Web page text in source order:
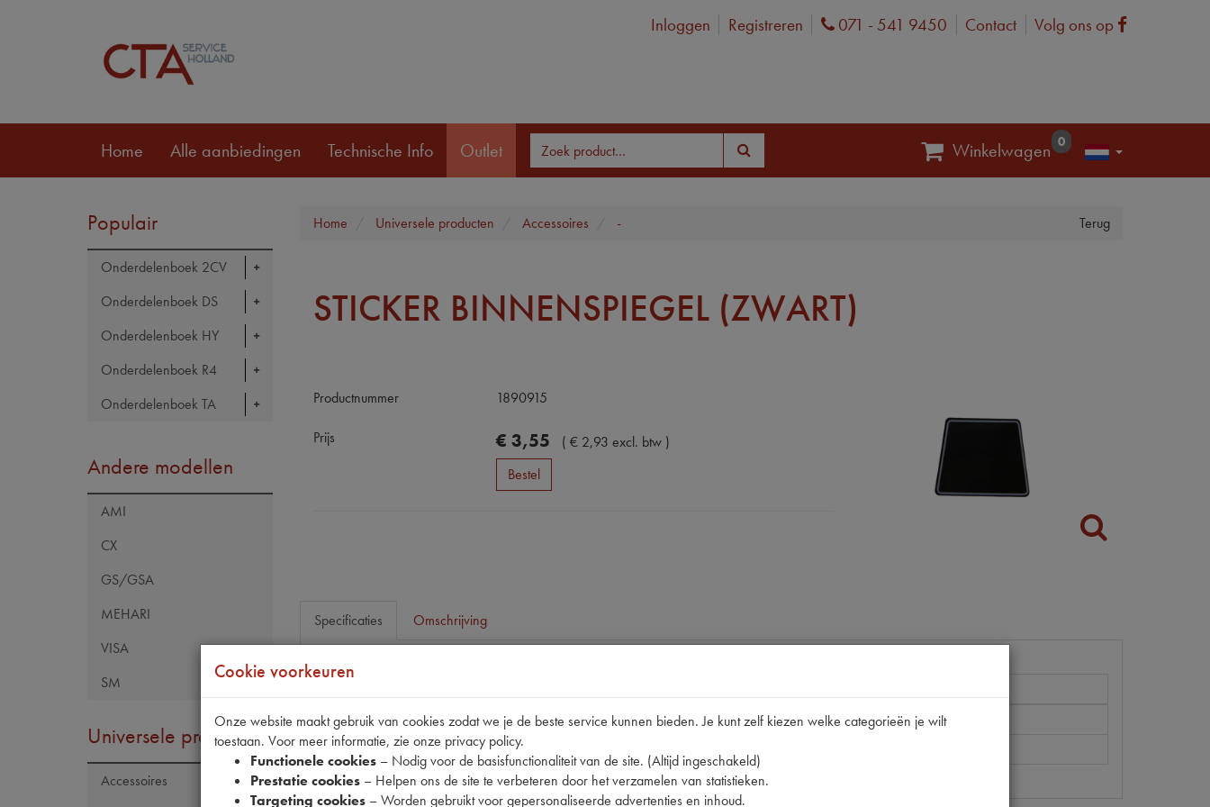
Inloggen Registreren Phone
071 - 541 9450 Contact Volg ons op Facebook
Home Alle aanbiedingen Technische Info Outlet Winkelwagen 0
Populair
Onderdelenboek 2CV
Onderdelenboek DS
Onderdelenboek HY
Onderdelenboek R4
Onderdelenboek TA
Andere modellen
AMI
CX
GS/GSA
MEHARI
VISA
SM
Universele producten
Accessoires
Terug
Home Universele producten Accessoires -
STICKER BINNENSPIEGEL (ZWART)
Productnummer 1890915
Prijs € 3,55 (€ 2,93 excl. btw )
Bestel
Specificaties Omschrijving
Model Citroën
DS 10/72->
OE Citroën
Cookie voorkeuren
Onze website maakt gebruik van cookies zodat we je de beste service kunnen bieden. Je kunt zelf kiezen welke categorieën je wilt
toestaan. Voor meer informatie, zie onze privacy policy.
Functionele cookies – Nodig voor de basisfunctionaliteit van de site. (Altijd ingeschakeld)
Prestatie cookies – Helpen ons de site te verbeteren door het verzamelen van statistieken.
Targeting cookies – Worden gebruikt voor gepersonaliseerde advertenties en inhoud.